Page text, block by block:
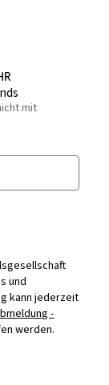
mit
und
kann jederzeit
-
werden.